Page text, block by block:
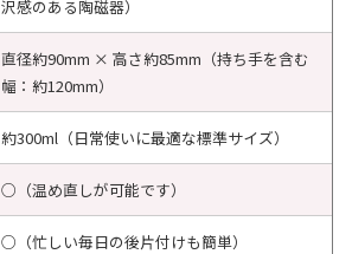
沢感のある陶磁器）
直径約90mm × 高さ約85mm（持ち手を含む
幅：約120mm）
約300ml（日常使いに最適な標準サイズ）
○（温め直しが可能です）
○（忙しい毎日の後片付けも簡単）